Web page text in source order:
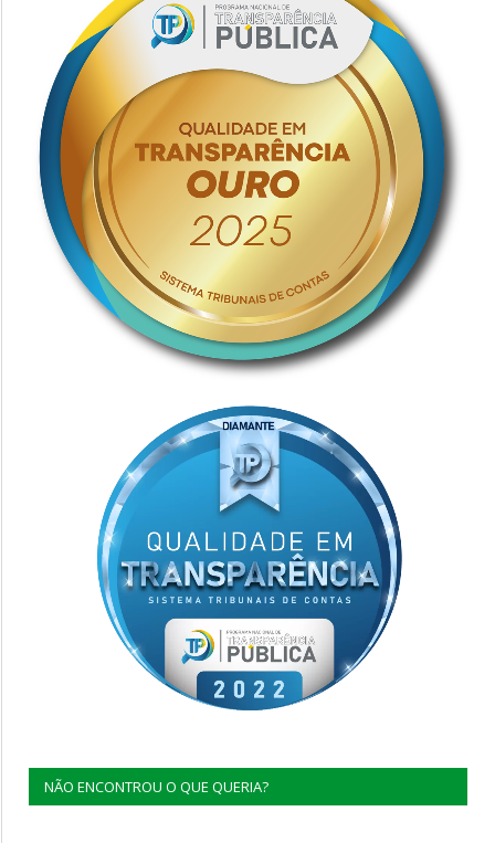
NÃO ENCONTROU O QUE QUERIA?